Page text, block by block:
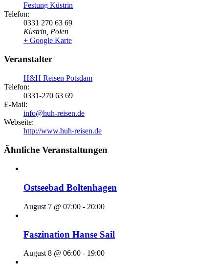
Festung Küstrin
Telefon:
0331 270 63 69
Küstrin Polen
+ Google Karte
Veranstalter
H&H Reisen Potsdam
Telefon:
0331-270 63 69
E-Mail:
info@huh-reisen.de
Webseite:
http://www.huh-reisen.de
Ähnliche Veranstaltungen
Ostseebad Boltenhagen
August 7 @ 07:00 - 20:00
Faszination Hanse Sail
August 8 @ 06:00 - 19:00